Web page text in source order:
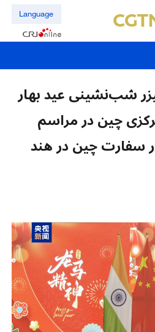
Language
شب‌نشینی عید بهار
چین در مراسم
سفارت چین در هند